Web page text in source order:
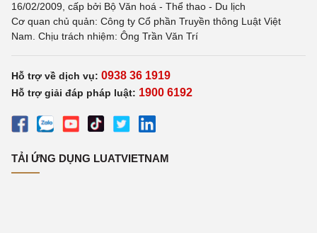
16/02/2009, cấp bởi Bộ Văn hoá - Thể thao - Du lịch
Cơ quan chủ quản: Công ty Cổ phần Truyền thông Luật Việt
Nam. Chịu trách nhiệm: Ông Trần Văn Trí
Hỗ trợ về dịch vụ: 0938 36 1919
Hỗ trợ giải đáp pháp luật: 1900 6192
TẢI ỨNG DỤNG LUATVIETNAM